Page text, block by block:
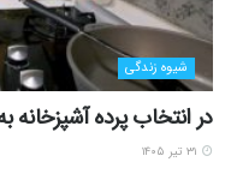
شیوه زندگی
در انتخاب پرده آشپزخانه